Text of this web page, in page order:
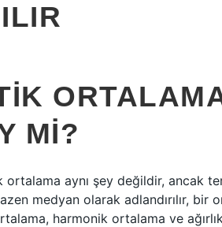
MI?
aynı şey değildir, ancak
medyan olarak adlandırılır,
harmonik ortalama ve